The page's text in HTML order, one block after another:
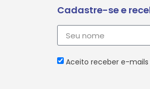
Cadastre-se e
Aceito receber e-